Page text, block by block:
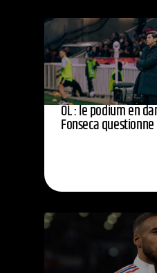
OL : le podium en
Fonseca questionne